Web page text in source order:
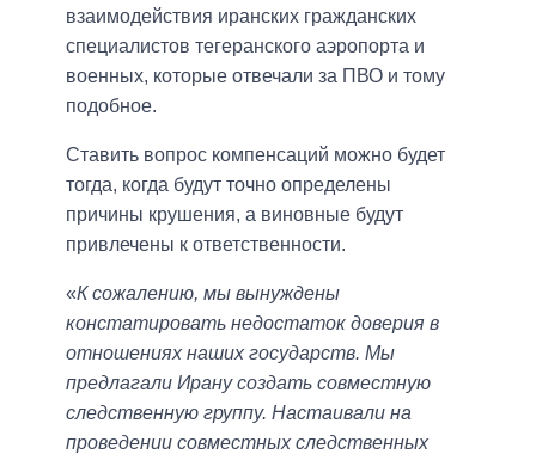
взаимодействия иранских гражданских
специалистов тегеранского аэропорта и
военных, которые отвечали за ПВО и тому
подобное.
Ставить вопрос компенсаций можно будет
тогда, когда будут точно определены
причины крушения, а виновные будут
привлечены к ответственности.
«К сожалению, мы вынуждены
констатировать недостаток доверия в
отношениях наших государств. Мы
предлагали Ирану создать совместную
следственную группу. Настаивали на
проведении совместных следственных